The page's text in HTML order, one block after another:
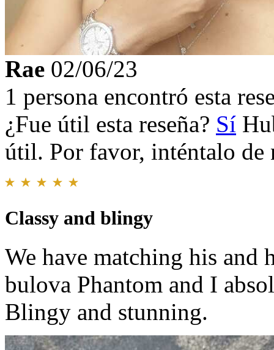
Rae 02/06/23
1 persona encontró esta
¿Fue útil esta reseña? Sí
útil. Por favor, inténtalo de
Classy and blingy
We have matching his and
bulova Phantom and I
Blingy and stunning.